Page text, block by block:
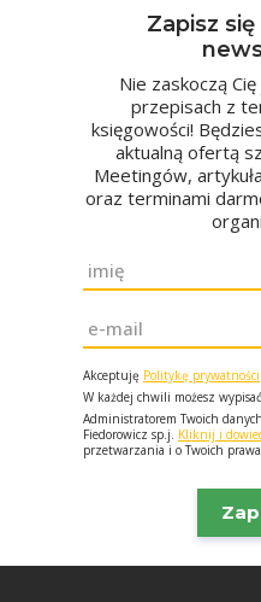
Zapisz
Nie zaskoczą
przepisach z
księgowości!
aktualną ofertą
Meetingów,
oraz terminami
Imię
*
Email
*
Akceptuję Politykę prywatności
W każdej chwili możesz
Administratorem Twoich
Fiedorowicz sp.j. Kliknij i
przetwarzania i o Twoich